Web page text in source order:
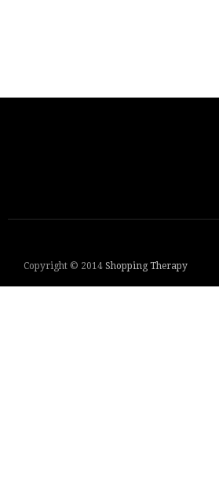
Copyright © 2014 Shopping Therapy